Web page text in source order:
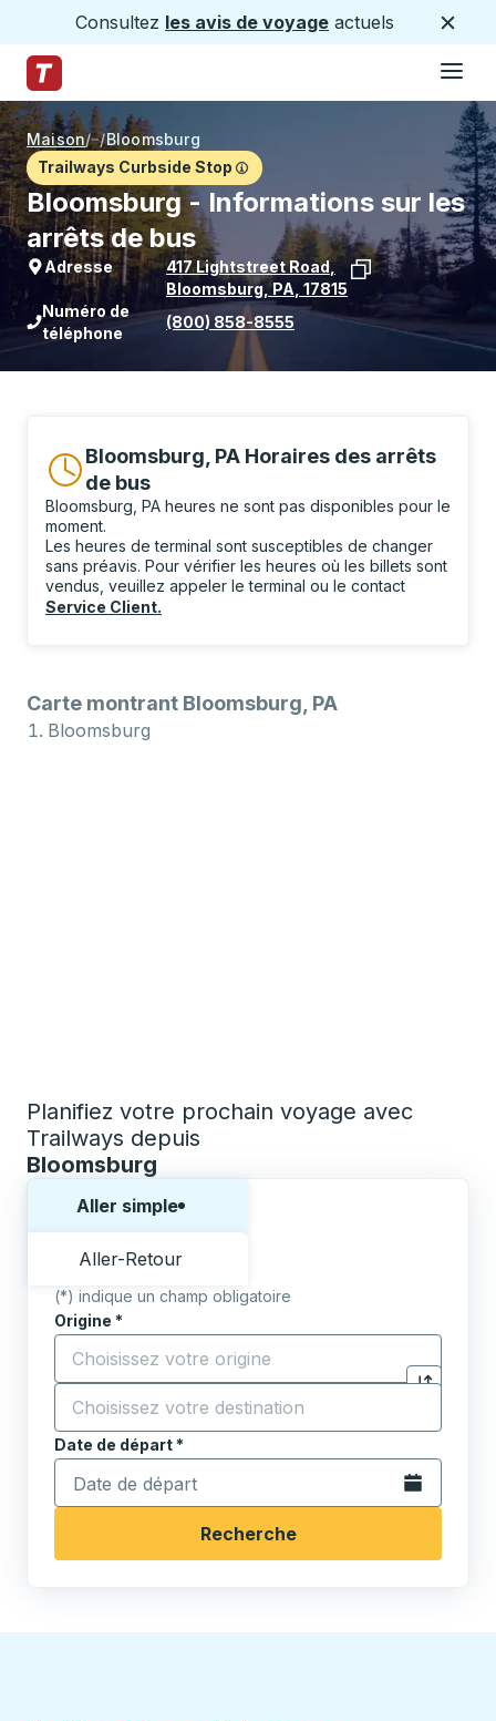
Consultez les avis de voyage actuels
Page d'accueil des sentiers
Maison/ /Bloomsburg
Trailways Curbside Stop
Bloomsburg - Informations sur les
arrêts de bus
Adresse 417 Lightstreet Road,
Bloomsburg ,PA 17815
Voir l'emplacement de l'arrêt sur
Numéro de
téléphone
(800) 858-8555
Bloomsburg, PA Horaires des arrêts
de bus
Bloomsburg, PA heures ne sont pas disponibles pour le
moment.
Les heures de terminal sont susceptibles de changer
sans préavis. Pour vérifier les heures où les billets sont
vendus, veuillez appeler le terminal ou le contact
Service Client.
Carte montrant Bloomsburg, PA
Bloomsburg
Planifiez votre prochain voyage avec
Trailways depuis
Bloomsburg
Aller simple
Aller-Retour
(*) indique un champ obligatoire
Origine *
Commencez à saisir la ville d'origine pour ouvrir
Cliquez
Destination*
Commencez à saisir la ville de destination pour
Date de départ*
Tapez la date au format date Barre oblique du mois à
Ouvrez le
Recherche